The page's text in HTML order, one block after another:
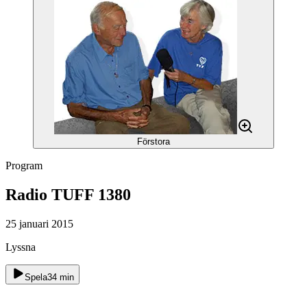
Förstora
Program
Radio TUFF 1380
25 januari 2015
Lyssna
Spela34 min